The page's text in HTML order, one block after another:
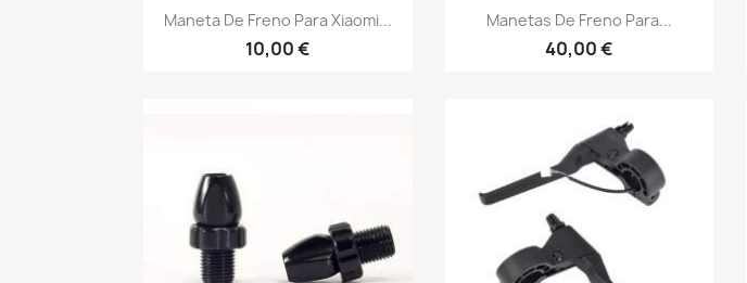
Vista rápida
Maneta De Freno Para Xiaomi...
10,00 €
Vista rápida
Manetas De Freno Para...
40,00 €